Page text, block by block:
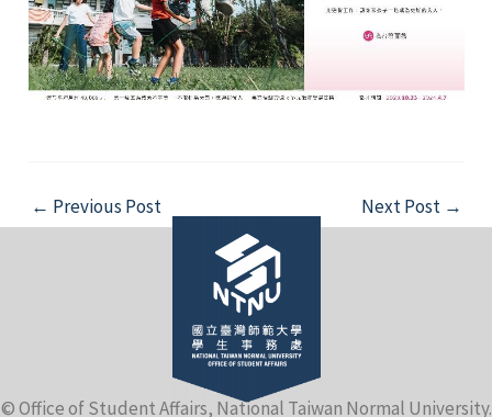
Post
navigation
← Previous Post Next Post →
© Office of Student Affairs, National Taiwan Normal University.